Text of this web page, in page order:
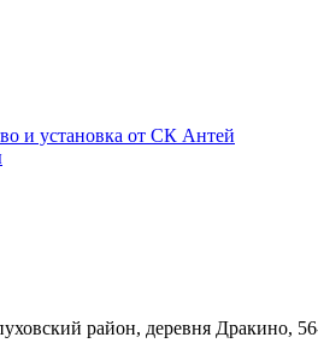
и установка от СК Антей
район, деревня Дракино,